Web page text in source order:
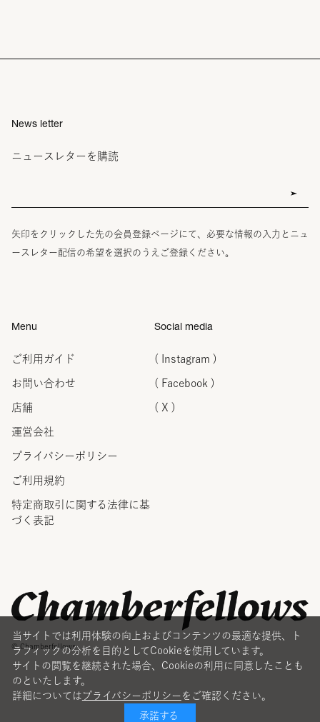
News letter
ニュースレターを購読
矢印をクリックした先の会員登録ページにて、必要な情報の入力とニュ
ースレター配信の希望を選択のうえご登録ください。
Menu
ご利用ガイド
お問い合わせ
店舗
運営会社
プライバシーポリシー
ご利用規約
特定商取引に関する法律に 基
づく表記
Social media
( Instagram )
( Facebook )
( X )
© Chamberfellows
当サイトでは利用体験の向上およびコンテンツの最適な提供、ト
ラフィックの分析を目的としてCookieを使用しています。
サイトの閲覧を継続された場合、Cookieの利用に同意したことも
のといたします。
詳細については プライバシーポリシー をご確認ください。
承諾する